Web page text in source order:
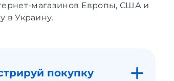
магазинов Европы, США и
в Украину.
покупку